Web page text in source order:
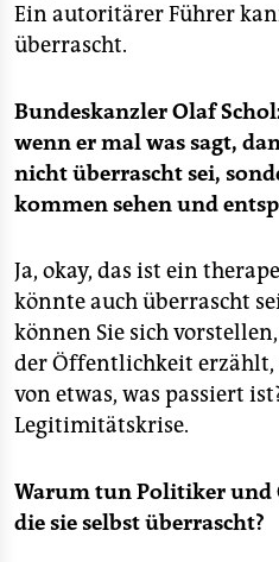
Ein autoritärer Führer
überrascht.
Bundeskanzler Olaf
wenn er mal was sagt,
nicht überrascht sei,
kommen sehen und
Ja, okay, das ist ein
könnte auch überrascht
können Sie sich
der Öffentlichkeit erzählt,
von etwas, was passiert
Legitimitätskrise.
Warum tun Politiker und
die sie selbst überrascht?